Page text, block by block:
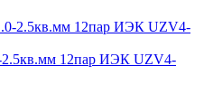
12пар ИЭК UZV4-